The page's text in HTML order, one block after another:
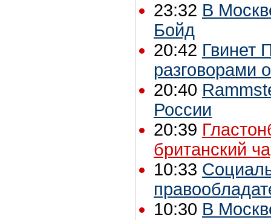
23:32 В
Бойд
20:42 Гвинет
разговорами
20:40
России
20:39
британский
10:33
10:30 В